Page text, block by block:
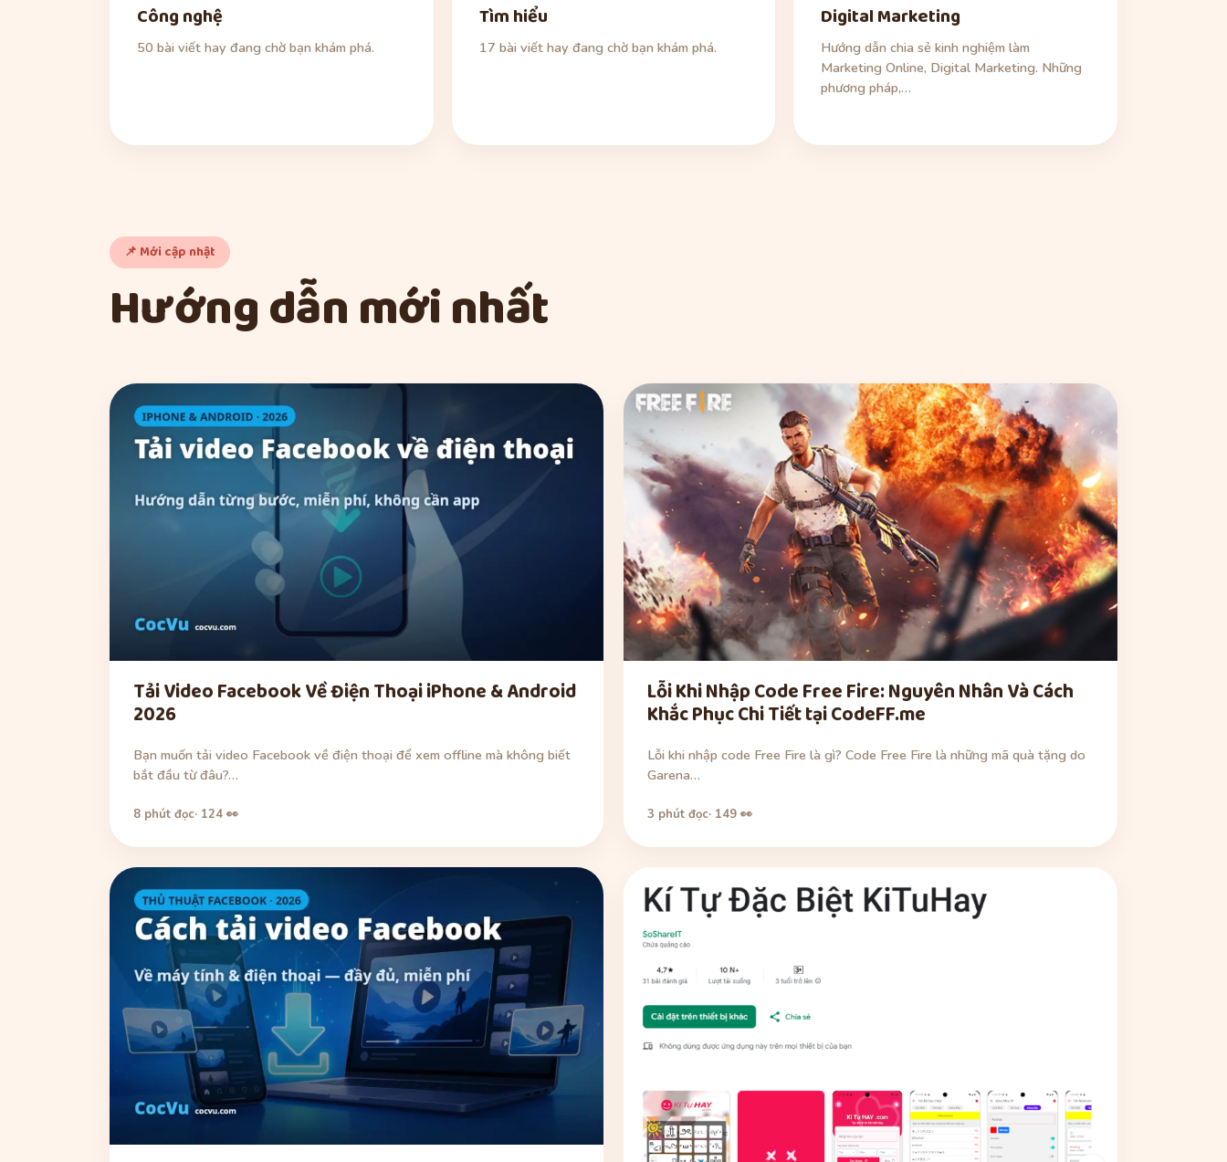
Công nghệ
50 bài viết hay đang chờ bạn khám phá.
Tìm hiểu
17 bài viết hay đang chờ bạn khám phá.
Digital Marketing
Hướng dẫn chia sẻ kinh nghiệm làm
Marketing Online, Digital Marketing. Những
phương pháp,…
📌 Mới cập nhật
Hướng dẫn mới nhất
Tải Video Facebook Về Điện Thoại iPhone & Android
2026
Bạn muốn tải video Facebook về điện thoại để xem offline mà không biết
bắt đầu từ đâu?…
8 phút đọc· 124 👀
Lỗi Khi Nhập Code Free Fire: Nguyên Nhân Và Cách
Khắc Phục Chi Tiết tại CodeFF.me
Lỗi khi nhập code Free Fire là gì? Code Free Fire là những mã quà tặng do
Garena…
3 phút đọc· 149 👀